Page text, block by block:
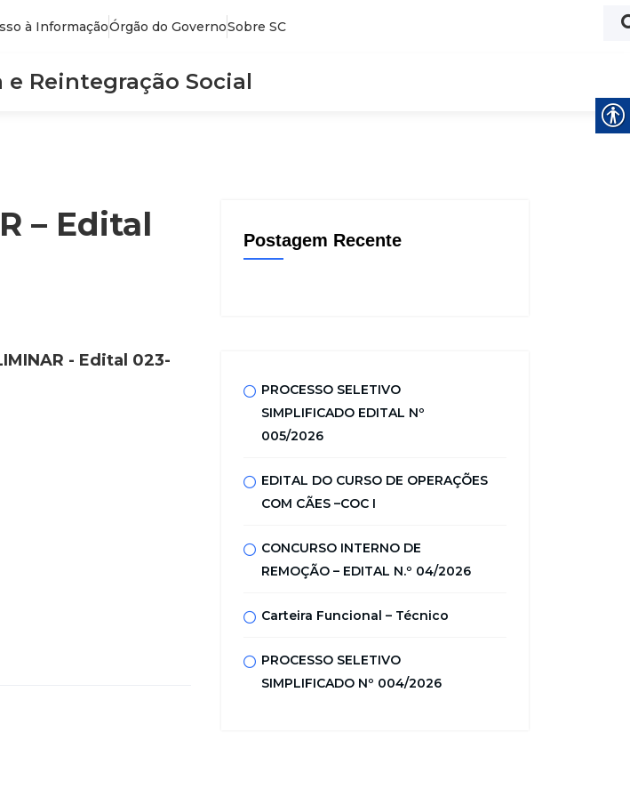
à InformaçãoÓrgão do GovernoSobre SC
e Reintegração Social
– Edital
- Edital 023-
Postagem Recente
PROCESSO SELETIVO
SIMPLIFICADO EDITAL Nº
005/2026
EDITAL DO CURSO DE OPERAÇÕES
COM CÃES –COC I
CONCURSO INTERNO DE
REMOÇÃO – EDITAL N.º 04/2026
Carteira Funcional – Técnico
PROCESSO SELETIVO
SIMPLIFICADO Nº 004/2026